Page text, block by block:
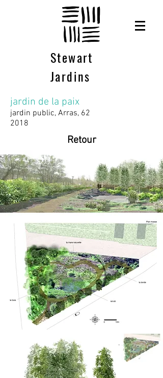
Stewart
Jardins
jardin de la paix
jardin public, Arras, 62
2018
Retour